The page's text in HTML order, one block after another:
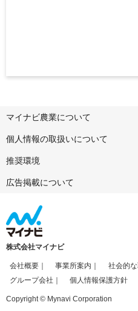
マイナビ農業について
個人情報の取扱いについて
推奨環境
広告掲載について
株式会社マイナビ
会社概要 事業所案内 社会的
グループ会社
個人情報保護方針
Copyright © Mynavi Corporation